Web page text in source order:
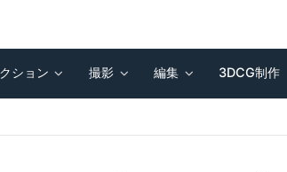
ション 撮影 編集 3DCG制作